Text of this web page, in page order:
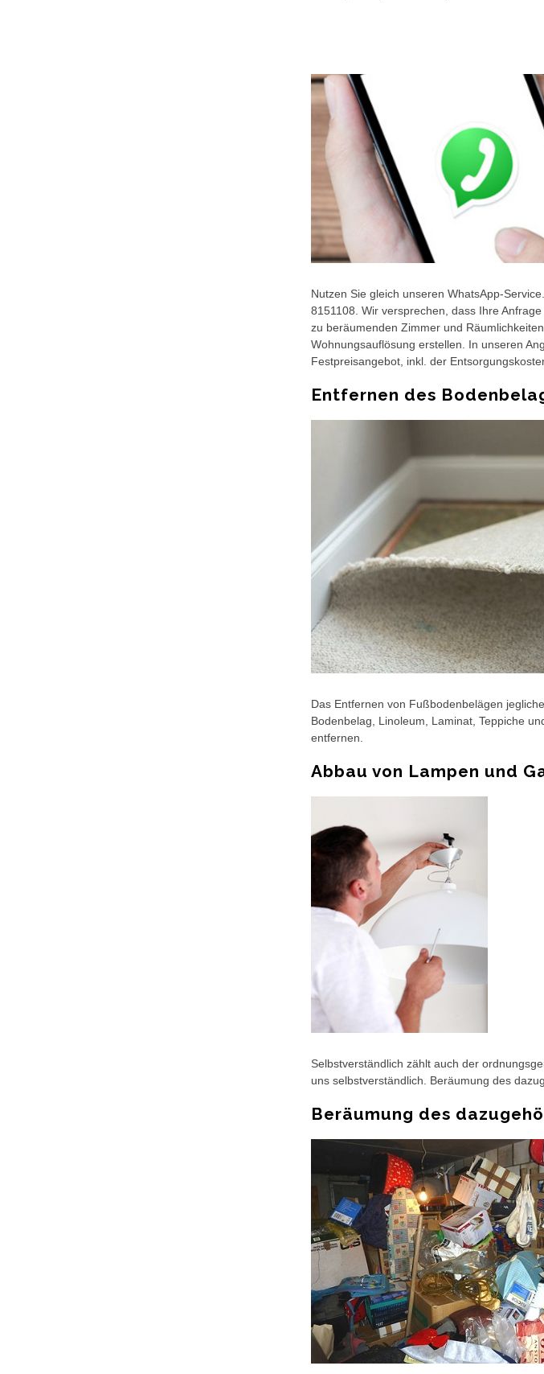
Nutzen Sie gleich unseren WhatsApp-
8151108. Wir versprechen, dass Ihre
zu beräumenden Zimmer und
Wohnungsauflösung erstellen. In unseren
Festpreisangebot, inkl. der
Entfernen des
Das Entfernen von Fußbodenbelägen
Bodenbelag, Linoleum, Laminat, Teppiche
entfernen.
Abbau von Lampen und
Selbstverständlich zählt auch der
uns selbstverständlich. Beräumung des
Beräumung des